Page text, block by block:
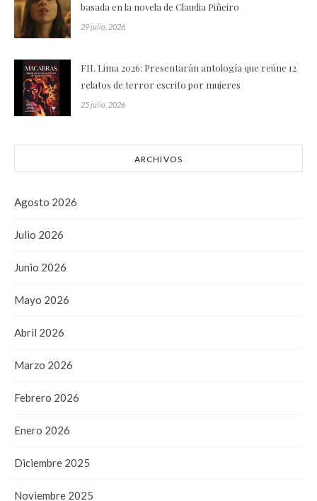
basada en la novela de Claudia Piñeiro
29 julio, 2026
FIL Lima 2026: Presentarán antología que reúne 12
relatos de terror escrito por mujeres
25 julio, 2026
ARCHIVOS
Agosto 2026
Julio 2026
Junio 2026
Mayo 2026
Abril 2026
Marzo 2026
Febrero 2026
Enero 2026
Diciembre 2025
Noviembre 2025